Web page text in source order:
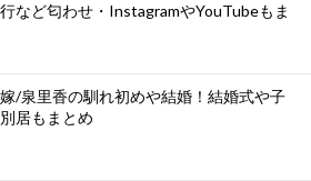
など匂わせ・InstagramやYouTubeもま
/泉里香の馴れ初めや結婚！結婚式や子
居もまとめ